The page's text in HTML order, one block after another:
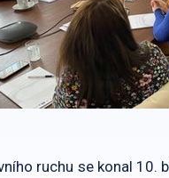
ruchu se konal 10.